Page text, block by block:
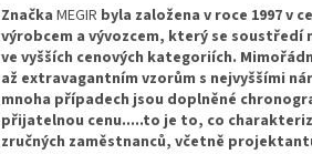
Značka MEGIR byla založena v roce 1997 v
výrobcem a vývozcem, který se soustředí
ve vyšších cenových kategoriích.
až extravagantním vzorům s nejvyššími
mnoha případech jsou doplněné
přijatelnou cenu.....to je to, co
zručných zaměstnanců, včetně